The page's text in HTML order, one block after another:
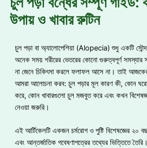
উপায় ও খাবার রুটিন
চুল পড়া বা অ্যালোপেশিয়া (Alopecia) শুধু একটি
অনেক সময় শরীরের ভেতরের কোনো গুরুত্বপূর্ণ সমস্যার
না জেনে চিকিৎসা করলে ফলাফল আসে না। তাই
আমরা আলোচনা করব: চুল পড়ার মূল কারণ কী, কোন
করে, কোন খাবারগুলো চুল মজবুত করে এবং কখন বিশেষজ্ঞ
নেওয়া জরুরি।
এই আর্টিকেলটি একজন চর্মরোগ ও পুষ্টি বিশেষজ্ঞের ২০
এবং আন্তর্জাতিক গবেষণাপত্রের তথ্যের ভিত্তিতে তৈরি।